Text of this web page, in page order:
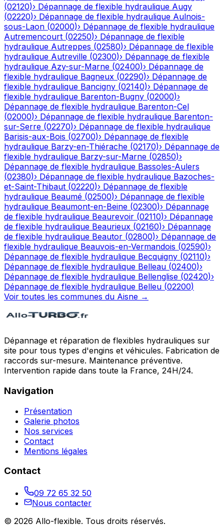
(02120)› Dépannage de flexible hydraulique Augy
(02220)› Dépannage de flexible hydraulique Aulnois-
sous-Laon (02000)› Dépannage de flexible hydraulique
Autremencourt (02250)› Dépannage de flexible
hydraulique Autreppes (02580)› Dépannage de flexible
hydraulique Autreville (02300)› Dépannage de flexible
hydraulique Azy-sur-Marne (02400)› Dépannage de
flexible hydraulique Bagneux (02290)› Dépannage de
flexible hydraulique Bancigny (02140)› Dépannage de
flexible hydraulique Barenton-Bugny (02000)›
Dépannage de flexible hydraulique Barenton-Cel
(02000)› Dépannage de flexible hydraulique Barenton-
sur-Serre (02270)› Dépannage de flexible hydraulique
Barisis-aux-Bois (02700)› Dépannage de flexible
hydraulique Barzy-en-Thiérache (02170)› Dépannage de
flexible hydraulique Barzy-sur-Marne (02850)›
Dépannage de flexible hydraulique Bassoles-Aulers
(02380)› Dépannage de flexible hydraulique Bazoches-
et-Saint-Thibaut (02220)› Dépannage de flexible
hydraulique Beaumé (02500)› Dépannage de flexible
hydraulique Beaumont-en-Beine (02300)› Dépannage
de flexible hydraulique Beaurevoir (02110)› Dépannage
de flexible hydraulique Beaurieux (02160)› Dépannage
de flexible hydraulique Beautor (02800)› Dépannage de
flexible hydraulique Beauvois-en-Vermandois (02590)›
Dépannage de flexible hydraulique Becquigny (02110)›
Dépannage de flexible hydraulique Belleau (02400)›
Dépannage de flexible hydraulique Bellenglise (02420)›
Dépannage de flexible hydraulique Belleu (02200)
Voir toutes les communes du Aisne →
Dépannage et réparation de flexibles hydrauliques sur
site pour tous types d'engins et véhicules. Fabrication de
raccords sur-mesure. Maintenance préventive.
Intervention rapide dans toute la France, 24H/24.
Navigation
Présentation
Galerie photos
Nos services
Contact
Mentions légales
Contact
09 72 65 32 50
Nous contacter
© 2026 Allo-flexible. Tous droits réservés.